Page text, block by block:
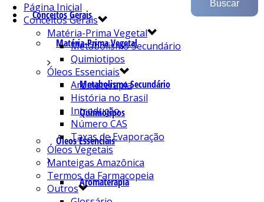
Conceitos Gerais
Matéria-Prima Vegetal
Metabolismo Secundário
Quimiotipos
Óleos Essenciais
Aromaterapia
Página Inicial
Conceitos Gerais
Matéria-Prima Vegetal
Metabolismo Secundário
Quimiotipos
Óleos Essenciais
Aromaterapia
História no Brasil
Introdução
Número CAS
Taxas de Evaporação
Óleos Vegetais
Manteigas Amazônica
Termos da Farmacopeia
Outros